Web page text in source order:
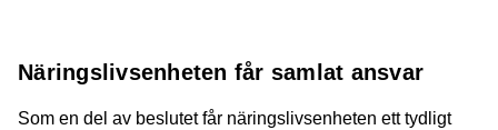
Näringslivsenheten får samlat ansvar
Som en del av beslutet får näringslivsenheten ett tydligt